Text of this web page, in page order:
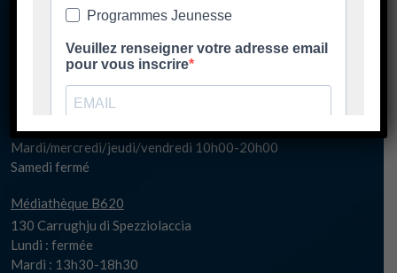
Lundi 17h-20h30
Mercredi 10h00-20h30
Samedi fermé
spaziu@biguglia.corsica
Mardi/mercredi/jeudi/vendredi 10h00-20h00
Samedi fermé
Médiathèque B620
130 Carrughju di Spezziolaccia
Lundi : fermée
Mardi : 13h30-18h30